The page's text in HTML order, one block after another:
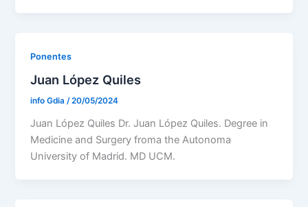
Ponentes
Juan López Quiles
info Gdia/20/05/2024
Juan López Quiles Dr. Juan López Quiles. Degree in
Medicine and Surgery froma the Autonoma
University of Madrid. MD UCM.